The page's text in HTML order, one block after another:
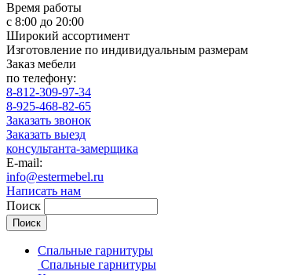
Время работы
с 8:00 до 20:00
Широкий ассортимент
Изготовление по индивидуальным размерам
Заказ мебели
по телефону:
8-812-309-97-34
8-925-468-82-65
Заказать звонок
Заказать выезд
консультанта-замерщика
E-mail:
info@estermebel.ru
Написать нам
Поиск
Спальные гарнитуры
Спальные гарнитуры